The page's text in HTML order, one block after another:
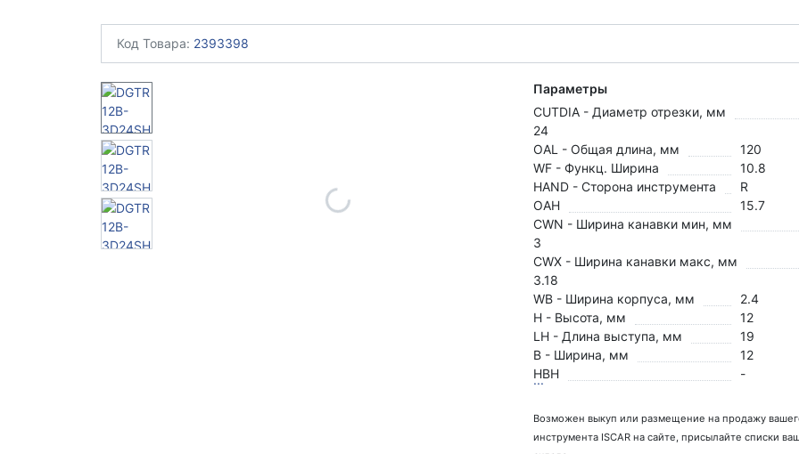
Код Товара: 2393398
Параметры
CUTDIA - Диаметр отрезки, мм
24
OAL - Общая длина, мм
120
WF - Функц. Ширина
10.8
HAND - Сторона инструмента
R
OAH
15.7
CWN - Ширина канавки мин, мм
3
CWX - Ширина канавки макс, мм
3.18
WB - Ширина корпуса, мм
2.4
H - Высота, мм
12
LH - Длина выступа, мм
19
B - Ширина, мм
12
HBH
-
...
Возможен выкуп или размещение на продажу
инструмента ISCAR на сайте, присылайте списки